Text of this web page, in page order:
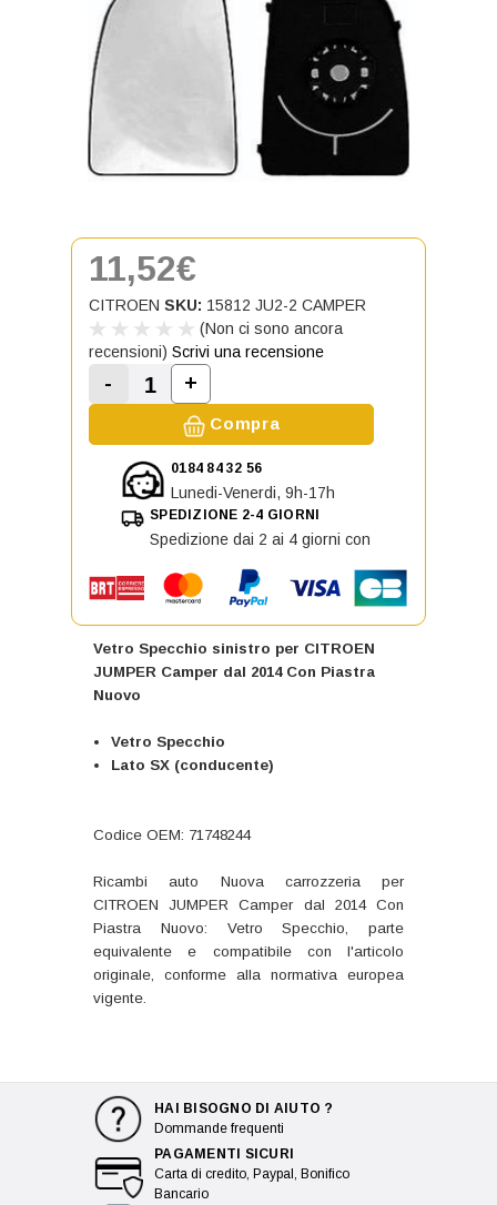
Vetro Specchio sinistro per CITROEN
JUMPER Camper dal 2014 Con Piastra
Nuovo
Vetro Specchio
Lato SX (conducente)
Codice OEM: 71748244
Ricambi auto Nuova carrozzeria per
CITROEN JUMPER Camper dal 2014 Con
Piastra Nuovo: Vetro Specchio, parte
equivalente e compatibile con l'articolo
originale, conforme alla normativa europea
vigente.
11,52€
CITROEN SKU: 15812 JU2-2 CAMPER
(Non ci sono ancora
recensioni) Scrivi una recensione
Diminuisci la quantità di Vetro Specchio
-
Aumenta la quantità di Vetro
+
Compra
0184 84 32 56
Lunedi-Venerdi, 9h-17h
SPEDIZIONE 2-4 GIORNI
Spedizione dai 2 ai 4 giorni con
HAI BISOGNO DI AIUTO ?
Dommande frequenti
PAGAMENTI SICURI
Carta di credito, Paypal, Bonifico
Bancario